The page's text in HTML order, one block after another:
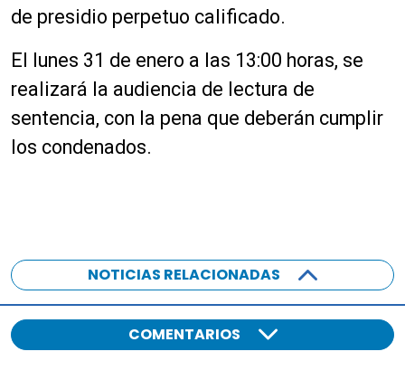
d
u
c
t
o
r
d
i
o
de presidio perpetuo calificado.
El lunes 31 de enero a las 13:00 horas, se
realizará la audiencia de lectura de
sentencia, con la pena que deberán cumplir
los condenados.
NOTICIAS RELACIONADAS
COMENTARIOS